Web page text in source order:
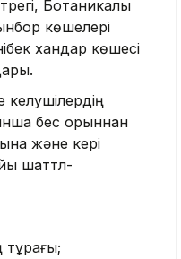
Ботаникалық
көшелері
хандар көшесі
бес орыннан
және кері
шаттл-
тұрағы;